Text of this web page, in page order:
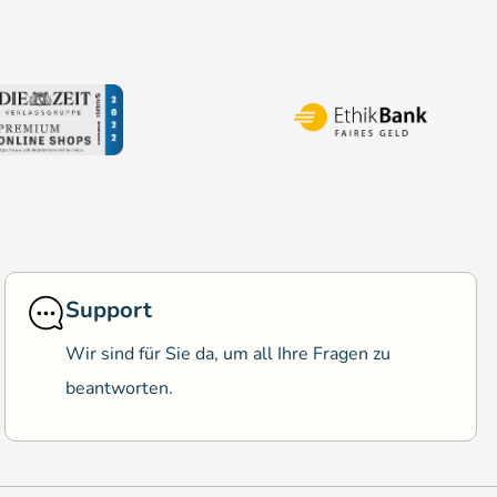
Support
Wir sind für Sie da, um all Ihre Fragen zu
beantworten.